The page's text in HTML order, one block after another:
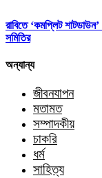
রাবিতে ‘কমপ্লিট শাটডাউন’
সমিতির
অন্যান্য
জীবনযাপন
মতামত
সম্পাদকীয়
চাকরি
ধর্ম
সাহিত্য